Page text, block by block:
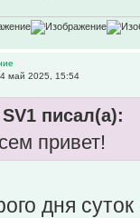
май 2025, 15:54
SV1 писал(а):
привет!
дня